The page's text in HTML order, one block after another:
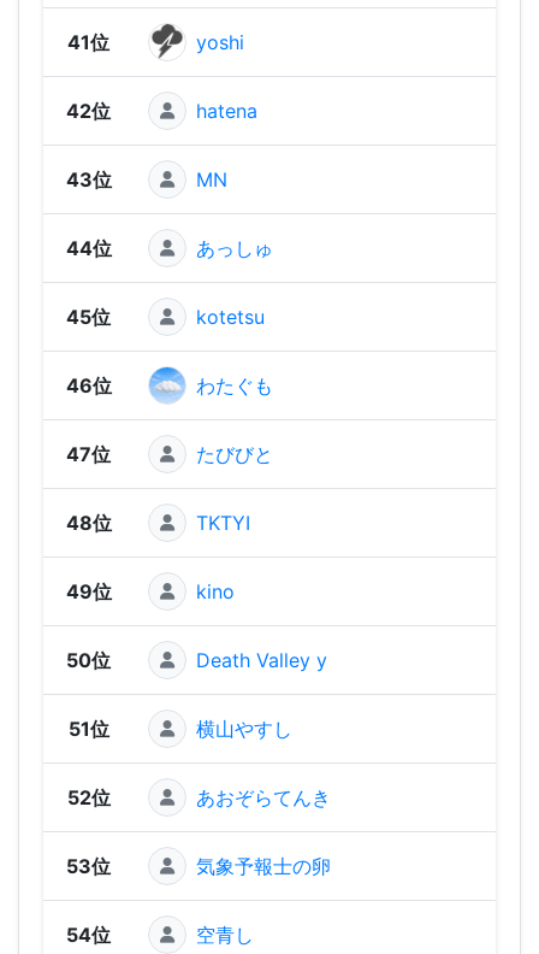
41位 yoshi
42位 hatena
43位 MN
44位 あっしゅ
45位 kotetsu
46位 わたぐも
47位 たびびと
48位 TKTYI
49位 kino
50位 Death Valley y
51位 横山やすし
52位 あおぞらてんき
53位 気象予報士の卵
54位 空青し